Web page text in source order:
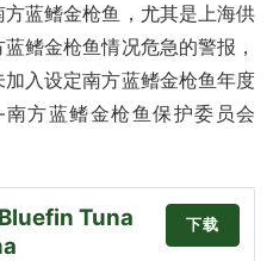
蓝鳍金枪鱼，尤其是上海供
鳍金枪鱼情况危急的警报，
入设定南方蓝鳍金枪鱼年度
方蓝鳍金枪鱼保护委员会
Tuna
下载